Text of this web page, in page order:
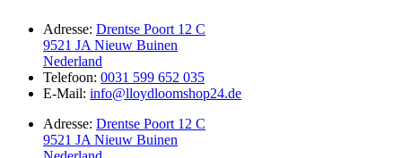
Adresse: Drentse Poort 12 C
9521 JA Nieuw Buinen
Nederland
Telefoon: 0031 599 652 035
E-Mail: info@lloydloomshop24.de
Adresse: Drentse Poort 12 C
9521 JA Nieuw Buinen